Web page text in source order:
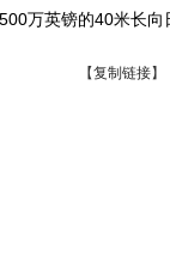
万英镑的40米长向
【复制链接】